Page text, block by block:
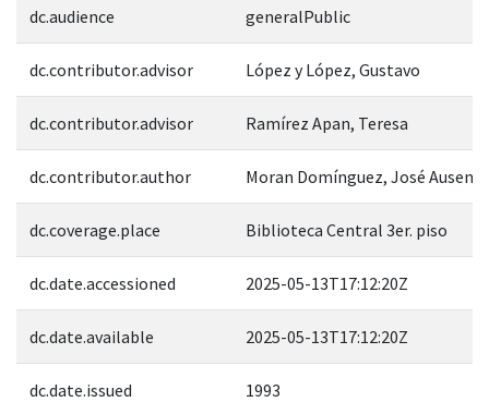
dc.audience generalPublic
dc.contributor.advisor López y López, Gustavo
dc.contributor.advisor Ramírez Apan, Teresa
dc.contributor.author Moran Domínguez, José
dc.coverage.place Biblioteca Central 3er. piso
dc.date.accessioned 2025-05-13T17:12:20Z
dc.date.available 2025-05-13T17:12:20Z
dc.date.issued 1993